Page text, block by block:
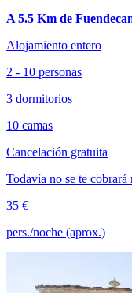
A 5.5 Km de
Alojamiento entero
2 - 10 personas
3 dormitorios
10 camas
Cancelación gratuita
Todavía no se te cobrará
35 €
pers./noche (aprox.)